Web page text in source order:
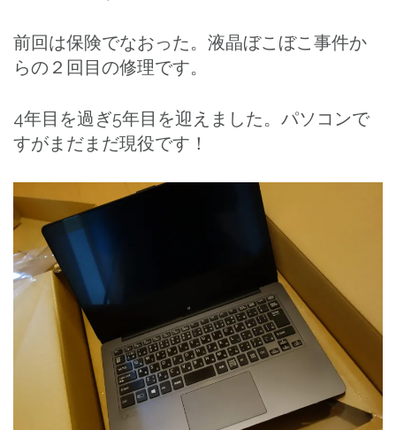
前回は保険でなおった。液晶ぼこぼこ事件か
らの２回目の修理です。
4年目を過ぎ5年目を迎えました。パソコンで
すがまだまだ現役です！